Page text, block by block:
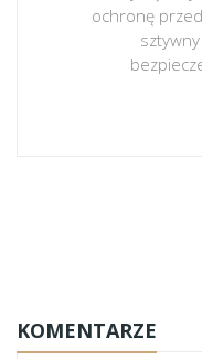
ochronę
KOMENTARZE